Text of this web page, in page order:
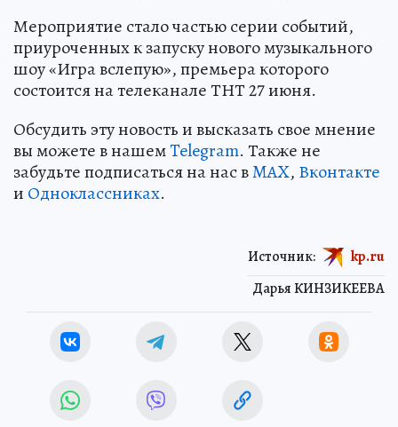
Мероприятие стало частью серии событий,
приуроченных к запуску нового музыкального
шоу «Игра вслепую», премьера которого
состоится на телеканале ТНТ 27 июня.
Обсудить эту новость и высказать свое мнение
вы можете в нашемTelegram. Также не
забудьте подписаться на нас вMAX, Вконтакте
и Одноклассниках.
Дарья КИНЗИКЕЕВА
Источник: kp.ru